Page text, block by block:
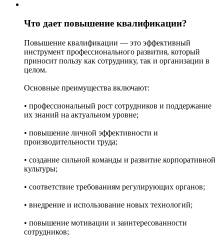
Что дает повышение квалификации?
Повышение квалификации — это эффективный
инструмент профессионального развития, который
приносит пользу как сотруднику, так и организации в
целом.
Основные преимущества включают:
• профессиональный рост сотрудников и поддержание
их знаний на актуальном уровне;
• повышение личной эффективности и
производительности труда;
• создание сильной команды и развитие корпоративной
культуры;
• соответствие требованиям регулирующих органов;
• внедрение и использование новых технологий;
• повышение мотивации и заинтересованности
сотрудников;